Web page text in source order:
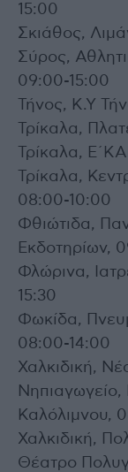
15:00
Σκιάθος,
Σύρος,
09:00-15:00
Τήνος, Κ.Υ
Τρίκαλα,
Τρίκαλα,
Τρίκαλα,
08:00-10:00
Φθιώτιδα,
Εκδοτηρίων,
Φλώρινα,
15:30
Φωκίδα,
08:00-14:00
Χαλκιδική,
Νηπιαγωγείο,
Καλόλιμνου,
Χαλκιδική,
Θέατρο